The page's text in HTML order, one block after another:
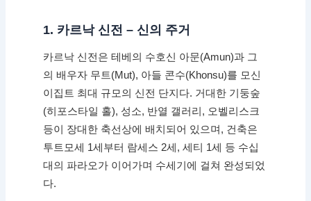
1. 카르낙 신전 – 신의 주거
카르낙 신전은 테베의 수호신 아문(Amun)과 그
의 배우자 무트(Mut), 아들 콘수(Khonsu)를 모신
이집트 최대 규모의 신전 단지다. 거대한 기둥숲
(히포스타일 홀), 성소, 반열 갤러리, 오벨리스크
등이 장대한 축선상에 배치되어 있으며, 건축은
투트모세 1세부터 람세스 2세, 세티 1세 등 수십
대의 파라오가 이어가며 수세기에 걸쳐 완성되었
다.